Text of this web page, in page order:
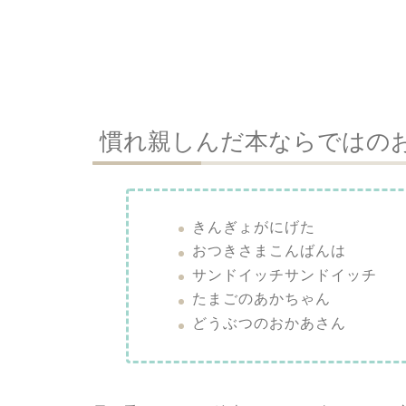
慣れ親しんだ本ならではの
きんぎょがにげた
おつきさまこんばんは
サンドイッチサンドイッチ
たまごのあかちゃん
どうぶつのおかあさん